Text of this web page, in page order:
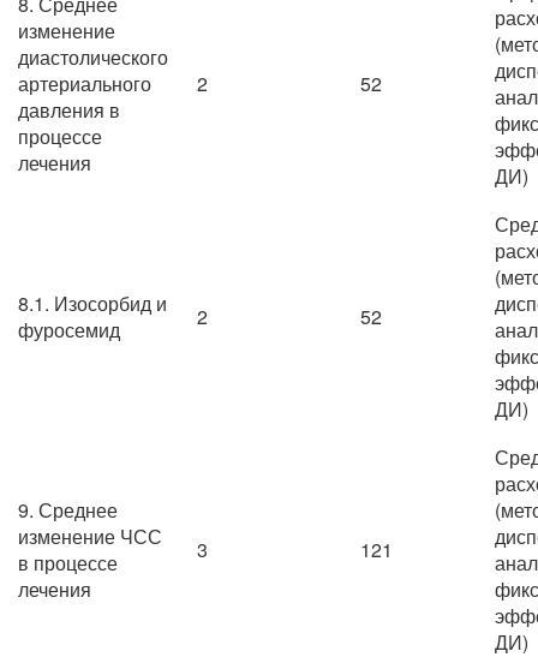
изменение
диастолического
артериального
давления в
процессе
лечения
2 52
ДИ)
8.1. Изосорбид и
фуросемид
2 52
ДИ)
9. Среднее
изменение ЧСС
в процессе
лечения
3 121
ДИ)